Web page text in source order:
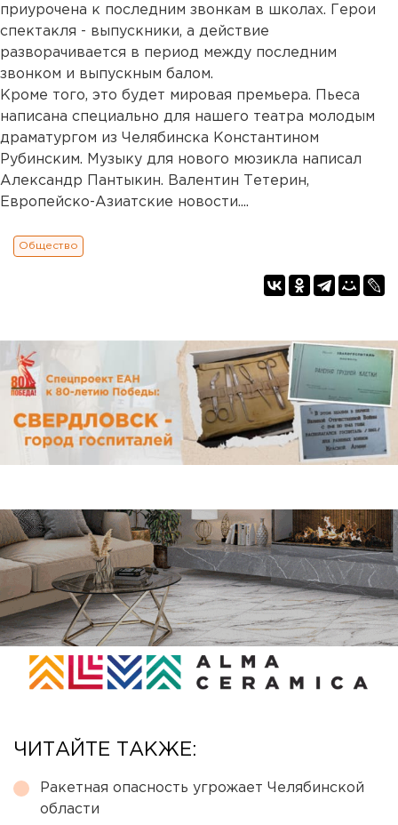
приурочена к последним звонкам в школах. Герои
спектакля - выпускники, а действие
разворачивается в период между последним
звонком и выпускным балом.
Кроме того, это будет мировая премьера. Пьеса
написана специально для нашего театра молодым
драматургом из Челябинска Константином
Рубинским. Музыку для нового мюзикла написал
Александр Пантыкин. Валентин Тетерин,
Европейско-Азиатские новости....
Общество
ЧИТАЙТЕ ТАКЖЕ:
Ракетная опасность угрожает Челябинской
области